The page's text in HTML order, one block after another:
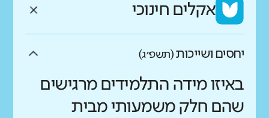
אקלים חינוכי
יחסים ושייכות(תשפ״ג)
באיזו מידה התלמידים מרגישים
שהם חלק משמעותי מבית